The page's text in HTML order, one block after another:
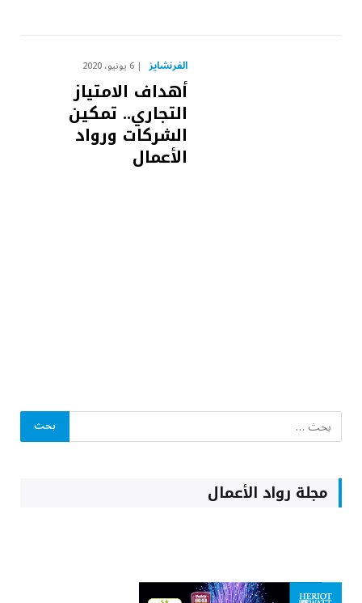
الفرنشايز 6 يونيو، 2020
أهداف الامتياز
التجاري.. تمكين
الشركات ورواد
الأعمال
مجلة رواد الأعمال